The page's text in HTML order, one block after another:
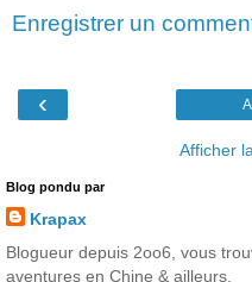
Enregistrer un
‹
Afficher
Blog pondu par
Krapax
Blogueur depuis 2oo6, vous
aventures en Chine & ailleurs.